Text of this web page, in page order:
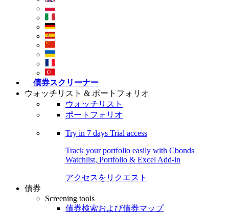
債券スクリーナー
ウォッチリスト & ポートフォリオ
ウォッチリスト
ポートフォリオ
Try in 7 days Trial access
Track your portfolio easily with Cbonds
Watchlist, Portfolio & Excel Add-in
アクセスをリクエスト
債券
Screening tools
債券検索および債券マップ